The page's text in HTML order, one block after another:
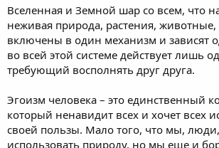
Вселенная и Земной шар со всем, что
неживая природа, растения, животные,
включены в один механизм и зависят
во всей этой системе действует лишь
требующий восполнять друг друга.
Эгоизм человека – это единственный
который ненавидит всех и хочет всех
своей пользы. Мало того, что мы,
использовать природу, но мы еще и